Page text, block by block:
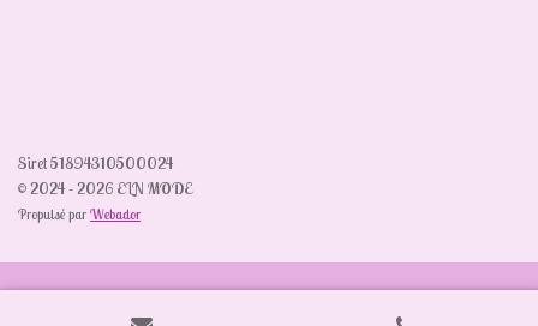
Siret 51894310500024
© 2024 - 2026 ELN MODE
Propulsé par Webador